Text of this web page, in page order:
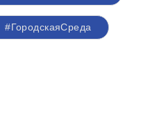
#ГородскаяСреда